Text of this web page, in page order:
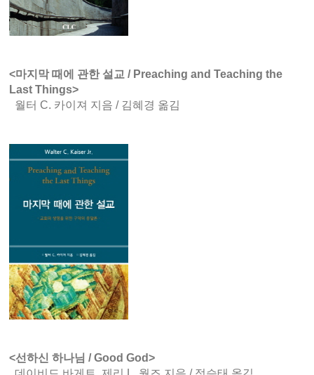
<마지막 때에 관한 설교 / Preaching and Teaching the
Last Things>
월터 C. 카이져 지음 / 김혜경 옮김
<선하신 하나님 / Good God>